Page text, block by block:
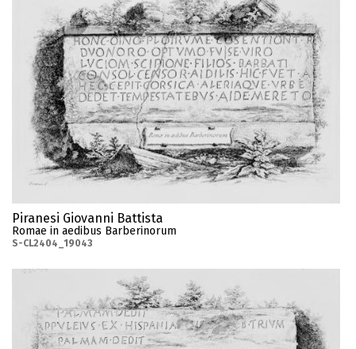
Piranesi Giovanni Battista
Romae in aedibus Barberinorum
S-CL2404_19043